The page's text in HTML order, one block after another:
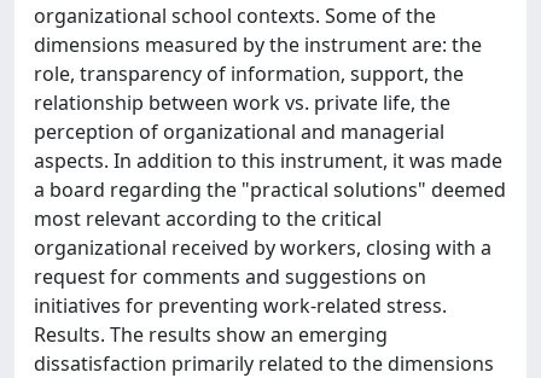
organizational school contexts. Some of the
dimensions measured by the instrument are: the
role, transparency of information, support, the
relationship between work vs. private life, the
perception of organizational and managerial
aspects. In addition to this instrument, it was made
a board regarding the "practical solutions" deemed
most relevant according to the critical
organizational received by workers, closing with a
request for comments and suggestions on
initiatives for preventing work-related stress.
Results. The results show an emerging
dissatisfaction primarily related to the dimensions